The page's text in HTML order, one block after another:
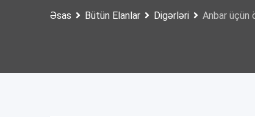
Əsas Bütün Elanlar Digərləri Anbar üçün